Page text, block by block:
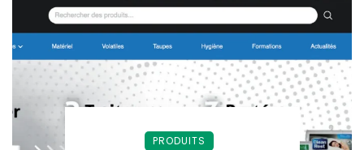
PRODUITS